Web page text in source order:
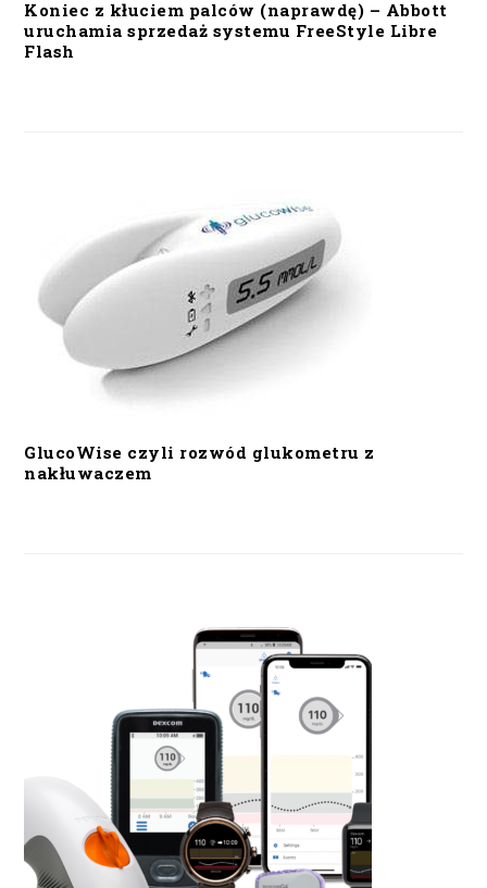
Koniec z kłuciem palców (naprawdę) – Abbott
uruchamia sprzedaż systemu FreeStyle Libre
Flash
GlucoWise czyli rozwód glukometru z
nakłuwaczem